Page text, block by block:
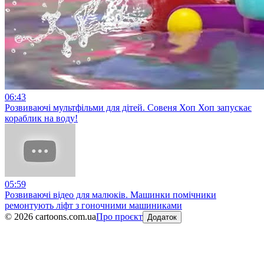
06:43
Розвиваючі мультфільми для дітей. Совеня Хоп Хоп запускає
кораблик на воду!
05:59
Розвиваючі відео для малюків. Машинки помічники
ремонтують ліфт з гоночними машиниками
© 2026 cartoons.com.uaПро проєкт Додаток